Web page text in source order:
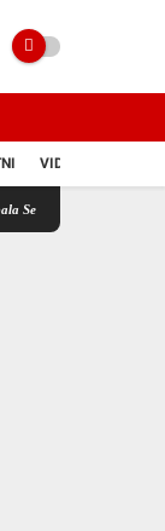
VIDIO
Jadi Penggerak